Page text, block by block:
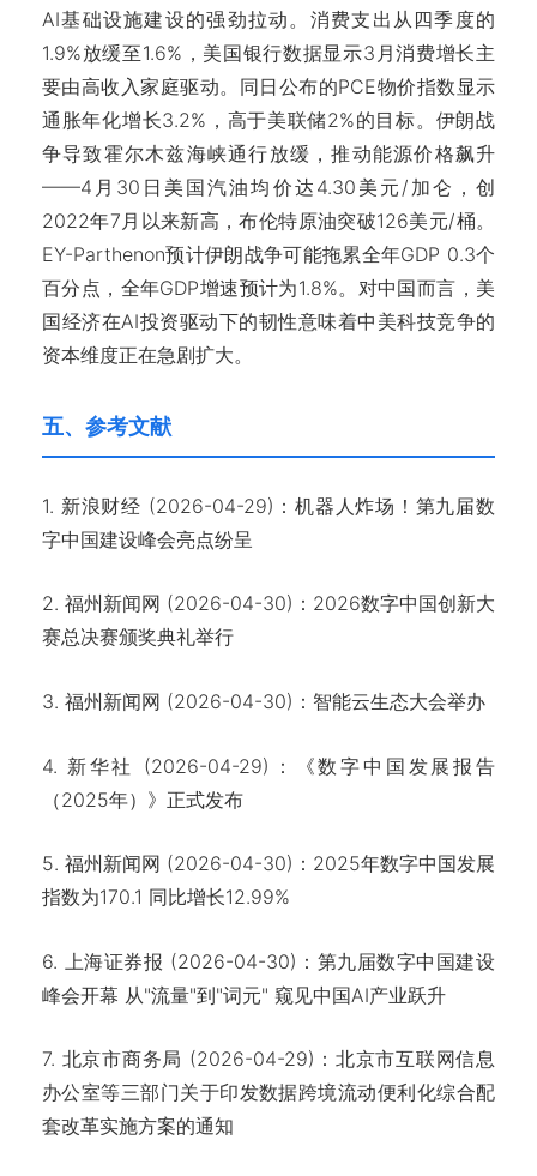
AI基础设施建设的强劲拉动。消费支出从四季度的
1.9%放缓至1.6%，美国银行数据显示3月消费增长主
要由高收入家庭驱动。同日公布的PCE物价指数显示
通胀年化增长3.2%，高于美联储2%的目标。伊朗战
争导致霍尔木兹海峡通行放缓，推动能源价格飙升
——4月30日美国汽油均价达4.30美元/加仑，创
2022年7月以来新高，布伦特原油突破126美元/桶。
EY-Parthenon预计伊朗战争可能拖累全年GDP 0.3个
百分点，全年GDP增速预计为1.8%。对中国而言，美
国经济在AI投资驱动下的韧性意味着中美科技竞争的
资本维度正在急剧扩大。
五、参考文献
1. 新浪财经 (2026-04-29)：机器人炸场！第九届数
字中国建设峰会亮点纷呈
2. 福州新闻网 (2026-04-30)：2026数字中国创新大
赛总决赛颁奖典礼举行
3. 福州新闻网 (2026-04-30)：智能云生态大会举办
4. 新华社 (2026-04-29)：《数字中国发展报告
（2025年）》正式发布
5. 福州新闻网 (2026-04-30)：2025年数字中国发展
指数为170.1 同比增长12.99%
6. 上海证券报 (2026-04-30)：第九届数字中国建设
峰会开幕 从"流量"到"词元" 窥见中国AI产业跃升
7. 北京市商务局 (2026-04-29)：北京市互联网信息
办公室等三部门关于印发数据跨境流动便利化综合配
套改革实施方案的通知